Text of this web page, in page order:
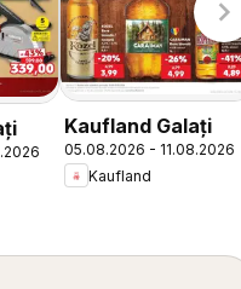
Kaufland Galați
05.08.2026 - 11.08.2026
Kaufland